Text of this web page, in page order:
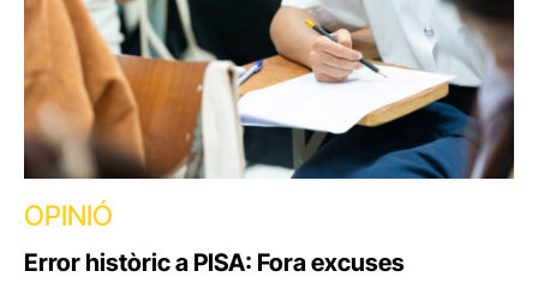
OPINIÓ
Error històric a PISA: Fora excuses